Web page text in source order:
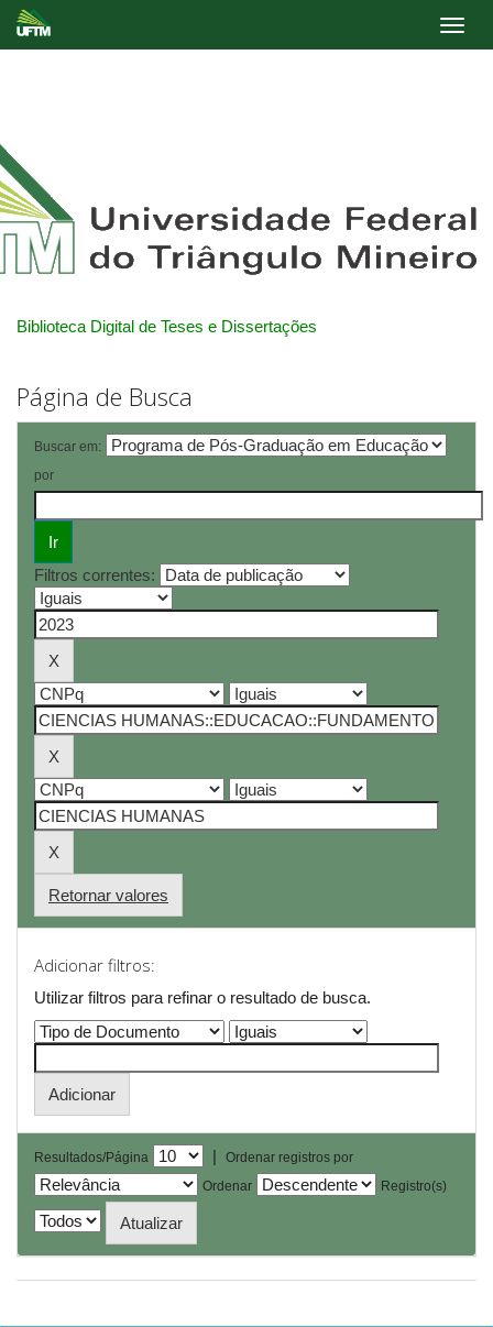
Biblioteca Digital de Teses e Dissertações
Página de Busca
Buscar em:
por
Filtros correntes:
Retornar valores
Adicionar filtros:
Utilizar filtros para refinar o resultado de busca.
Resultados/Página |
Ordenar registros por
Ordenar
Registro(s)